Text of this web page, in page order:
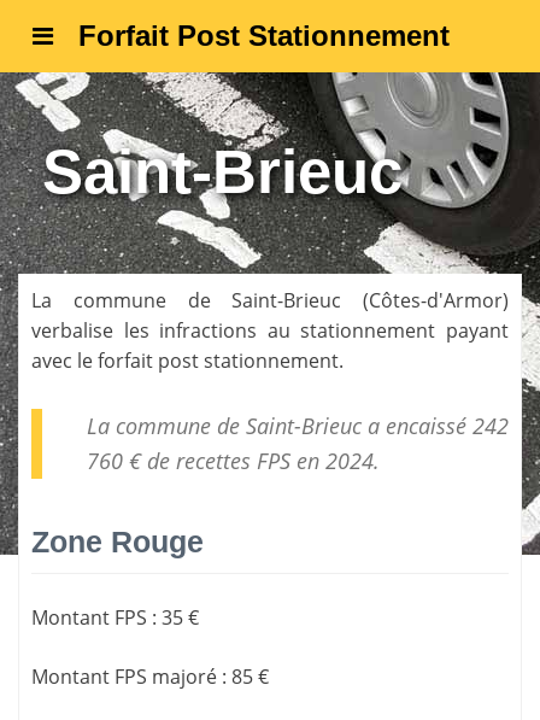
Forfait Post Stationnement
Saint-Brieuc
La commune deSaint-Brieuc (Côtes-d'Armor)
verbalise les infractions au stationnement payant
avec le forfait post stationnement.
La commune de Saint-Brieuc a encaissé 242
760 € de recettes FPSen 2024.
Zone Rouge
Montant FPS : 35 €
Montant FPS majoré : 85 €